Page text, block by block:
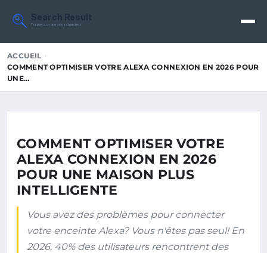
Search Result
Trouvez ce que vous cherchez
ACCUEIL
COMMENT OPTIMISER VOTRE ALEXA CONNEXION EN 2026 POUR
UNE…
COMMENT OPTIMISER VOTRE
ALEXA CONNEXION EN 2026
POUR UNE MAISON PLUS
INTELLIGENTE
Vous avez des problèmes pour connecter
votre enceinte Alexa? Vous n'êtes pas seul! En
2026, 40% des utilisateurs rencontrent des